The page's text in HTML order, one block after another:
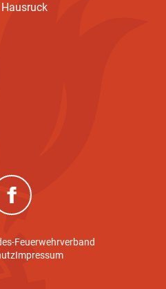
(neues Fenster)
Feuerwehrverband
Impressum